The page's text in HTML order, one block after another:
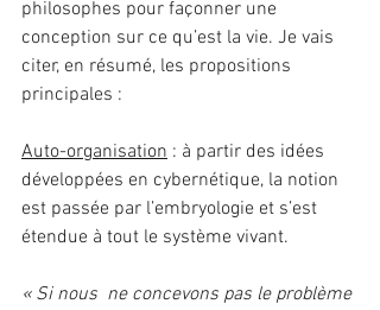
philosophes pour façonner une
conception sur ce qu’est la vie. Je vais
citer, en résumé, les propositions
principales :
Auto-organisation : à partir des idées
développées en cybernétique, la notion
est passée par l’embryologie et s’est
étendue à tout le système vivant.
« Si nous  ne concevons pas le problème